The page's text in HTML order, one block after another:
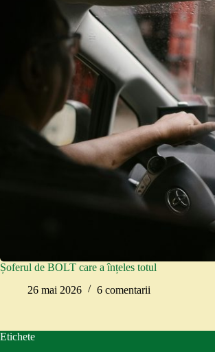
Șoferul de BOLT care a înțeles totul
26 mai 2026
6 comentarii
Etichete